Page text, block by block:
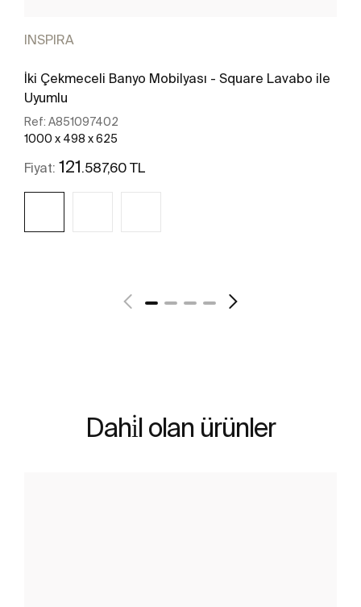
INSPIRA
İki Çekmeceli Banyo Mobilyası - Square Lavabo ile
Uyumlu
Ref: A851097402
1000 x 498 x 625
Fiyat: 121.587,60 TL
Dahi̇l olan ürünler